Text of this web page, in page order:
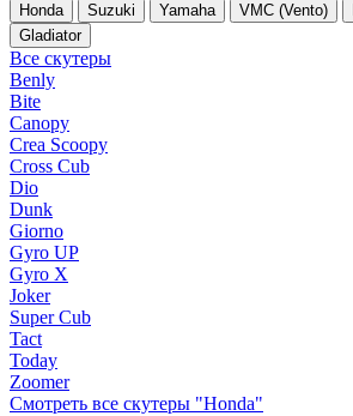
Honda Suzuki Yamaha VMC (Vento)
Gladiator
Все скутеры
Benly
Bite
Canopy
Crea Scoopy
Cross Cub
Dio
Dunk
Giorno
Gyro UP
Gyro X
Joker
Super Cub
Tact
Today
Zoomer
Смотреть все скутеры "Honda"